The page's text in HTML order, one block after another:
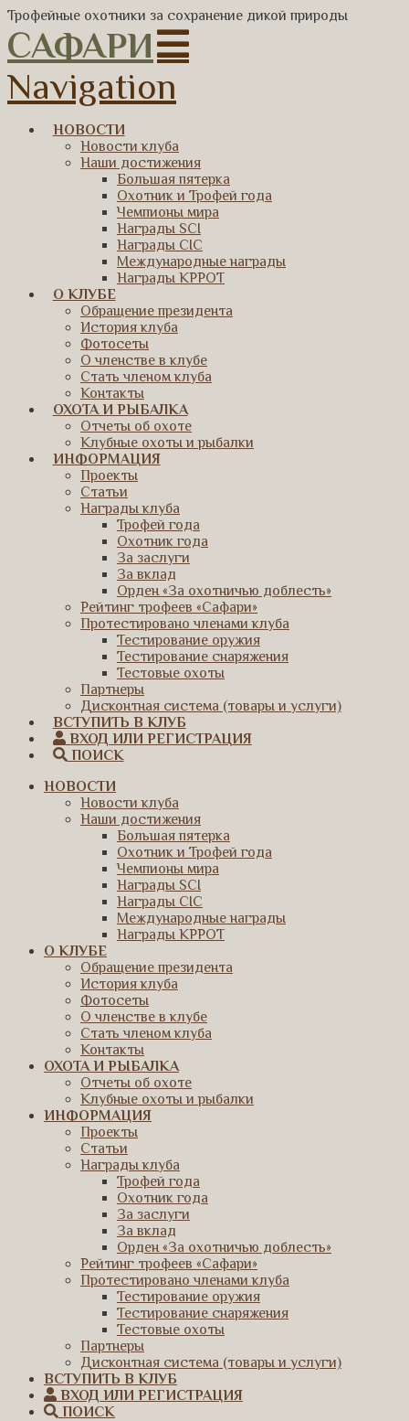
Трофейные охотники за сохранение дикой природы
САФАРИ
Navigation
НОВОСТИ
Новости клуба
Наши достижения
Большая пятерка
Охотник и Трофей года
Чемпионы мира
Награды SCI
Награды CIC
Международные награды
Награды КРРОТ
О КЛУБЕ
Обращение президента
История клуба
Фотосеты
О членстве в клубе
Стать членом клуба
Контакты
ОХОТА И РЫБАЛКА
Отчеты об охоте
Клубные охоты и рыбалки
ИНФОРМАЦИЯ
Проекты
Статьи
Награды клуба
Трофей года
Охотник года
За заслуги
За вклад
Орден «За охотничью доблесть»
Рейтинг трофеев «Сафари»
Протестировано членами клуба
Тестирование оружия
Тестирование снаряжения
Тестовые охоты
Партнеры
Дисконтная система (товары и услуги)
ВСТУПИТЬ В КЛУБ
ВХОД ИЛИ РЕГИСТРАЦИЯ
ПОИСК
НОВОСТИ
Новости клуба
Наши достижения
Большая пятерка
Охотник и Трофей года
Чемпионы мира
Награды SCI
Награды CIC
Международные награды
Награды КРРОТ
О КЛУБЕ
Обращение президента
История клуба
Фотосеты
О членстве в клубе
Стать членом клуба
Контакты
ОХОТА И РЫБАЛКА
Отчеты об охоте
Клубные охоты и рыбалки
ИНФОРМАЦИЯ
Проекты
Статьи
Награды клуба
Трофей года
Охотник года
За заслуги
За вклад
Орден «За охотничью доблесть»
Рейтинг трофеев «Сафари»
Протестировано членами клуба
Тестирование оружия
Тестирование снаряжения
Тестовые охоты
Партнеры
Дисконтная система (товары и услуги)
ВСТУПИТЬ В КЛУБ
ВХОД ИЛИ РЕГИСТРАЦИЯ
ПОИСК